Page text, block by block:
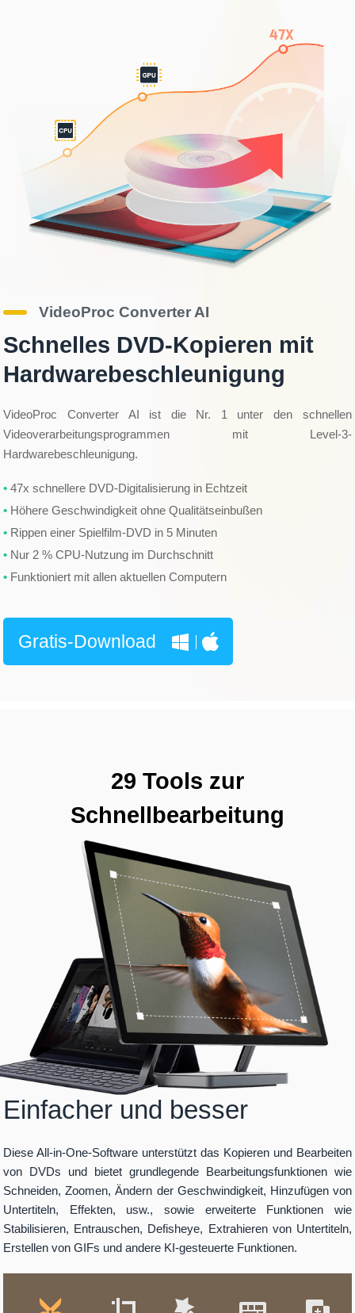
VideoProc Converter AI
Schnelles DVD-Kopieren mit
Hardwarebeschleunigung
VideoProc Converter AI ist die Nr. 1 unter den schnellen
Videoverarbeitungsprogrammen mit Level-3-
Hardwarebeschleunigung.
47x schnellere DVD-Digitalisierung in Echtzeit
Höhere Geschwindigkeit ohne Qualitätseinbußen
Rippen einer Spielfilm-DVD in 5 Minuten
Nur 2 % CPU-Nutzung im Durchschnitt
Funktioniert mit allen aktuellen Computern
Gratis-Download
29 Tools zur
Schnellbearbeitung
Einfacher und besser
Diese All-in-One-Software unterstützt das Kopieren und Bearbeiten
von DVDs und bietet grundlegende Bearbeitungsfunktionen wie
Schneiden, Zoomen, Ändern der Geschwindigkeit, Hinzufügen von
Untertiteln, Effekten, usw., sowie erweiterte Funktionen wie
Stabilisieren, Entrauschen, Defisheye, Extrahieren von Untertiteln,
Erstellen von GIFs und andere KI-gesteuerte Funktionen.